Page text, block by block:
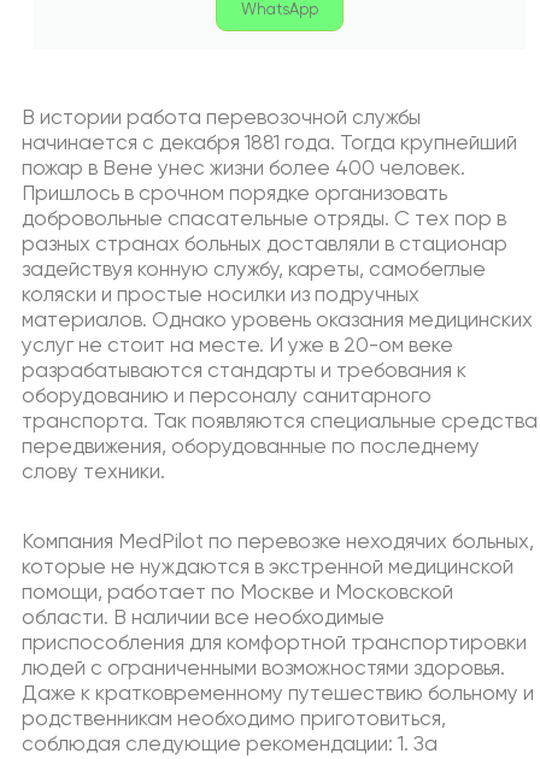
WhatsApp
В истории работа перевозочной службы
начинается с декабря 1881 года. Тогда крупнейший
пожар в Вене унес жизни более 400 человек.
Пришлось в срочном порядке организовать
добровольные спасательные отряды. С тех пор в
разных странах больных доставляли в стационар
задействуя конную службу, кареты, самобеглые
коляски и простые носилки из подручных
материалов. Однако уровень оказания медицинских
услуг не стоит на месте. И уже в 20-ом веке
разрабатываются стандарты и требования к
оборудованию и персоналу санитарного
транспорта. Так появляются специальные средства
передвижения, оборудованные по последнему
слову техники.
Компания MedPilot по перевозке неходячих больных,
которые не нуждаются в экстренной медицинской
помощи, работает по Москве и Московской
области. В наличии все необходимые
приспособления для комфортной транспортировки
людей с ограниченными возможностями здоровья.
Даже к кратковременному путешествию больному и
родственникам необходимо приготовиться,
соблюдая следующие рекомендации: 1. За